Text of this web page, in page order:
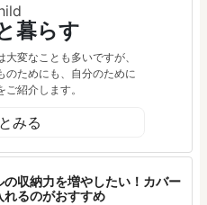
暮らす
変なことも多いですが、
のためにも、自分のために
紹介します。
みる
の収納力を増やしたい！カバー
れるのがおすすめ